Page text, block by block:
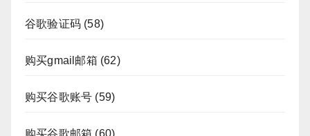
谷歌验证码 (58)
购买gmail邮箱 (62)
购买谷歌账号 (59)